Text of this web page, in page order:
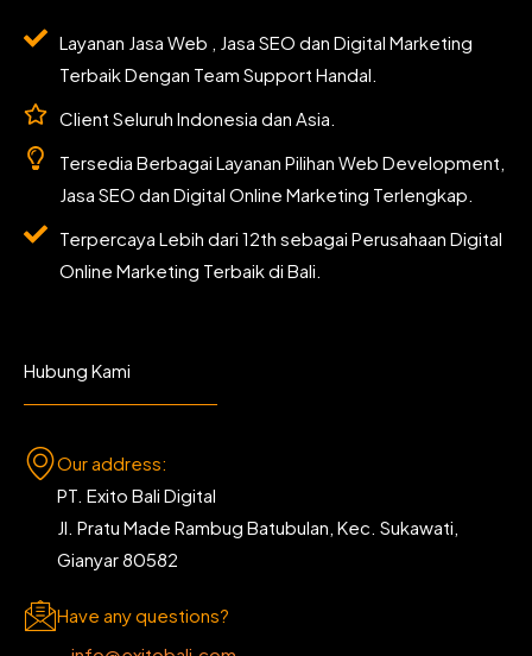
m
Layanan Jasa Web , Jasa SEO dan Digital Marketing
Terbaik Dengan Team Support Handal.
Client Seluruh Indonesia dan Asia.
Tersedia Berbagai Layanan Pilihan Web Development,
Jasa SEO dan Digital Online Marketing Terlengkap.
Terpercaya Lebih dari 12th sebagai Perusahaan Digital
Online Marketing Terbaik di Bali.
Hubung Kami
Our address:
PT. Exito Bali Digital
Jl. Pratu Made Rambug Batubulan, Kec. Sukawati,
Gianyar 80582
Have any questions?